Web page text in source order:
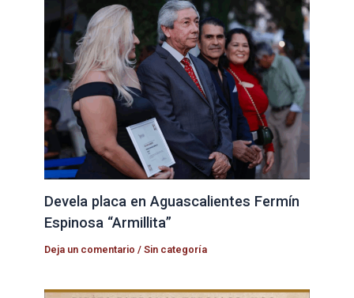
Devela placa en Aguascalientes Fermín
Espinosa “Armillita”
Deja un comentario /Sin categoría